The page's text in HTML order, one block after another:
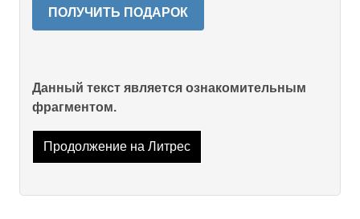
ПОЛУЧИТЬ ПОДАРОК
Данный текст является ознакомительным
фрагментом.
Продолжение на Литрес